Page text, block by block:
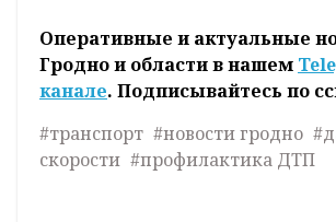
Оперативные и актуальные
Гродно и области в нашем
канале. Подписывайтесь по
#транспорт #новости гродно
скорости #профилактика ДТП